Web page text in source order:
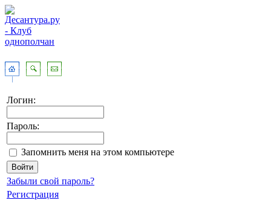
Логин:
Пароль:
Запомнить меня на этом компьютере
Забыли свой пароль?
Регистрация